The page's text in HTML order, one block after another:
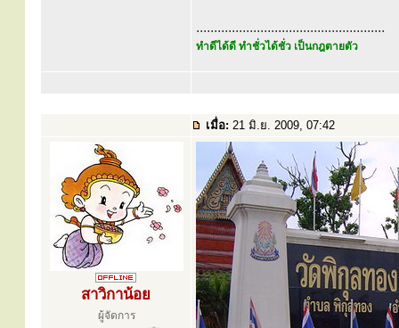
.....................................................
ทำดีได้ดี ทำชั่วได้ชั่ว เป็นกฎตายตัว
เมื่อ: 21 มิ.ย. 2009, 07:42
สาวิกาน้อย
ผู้จัดการ